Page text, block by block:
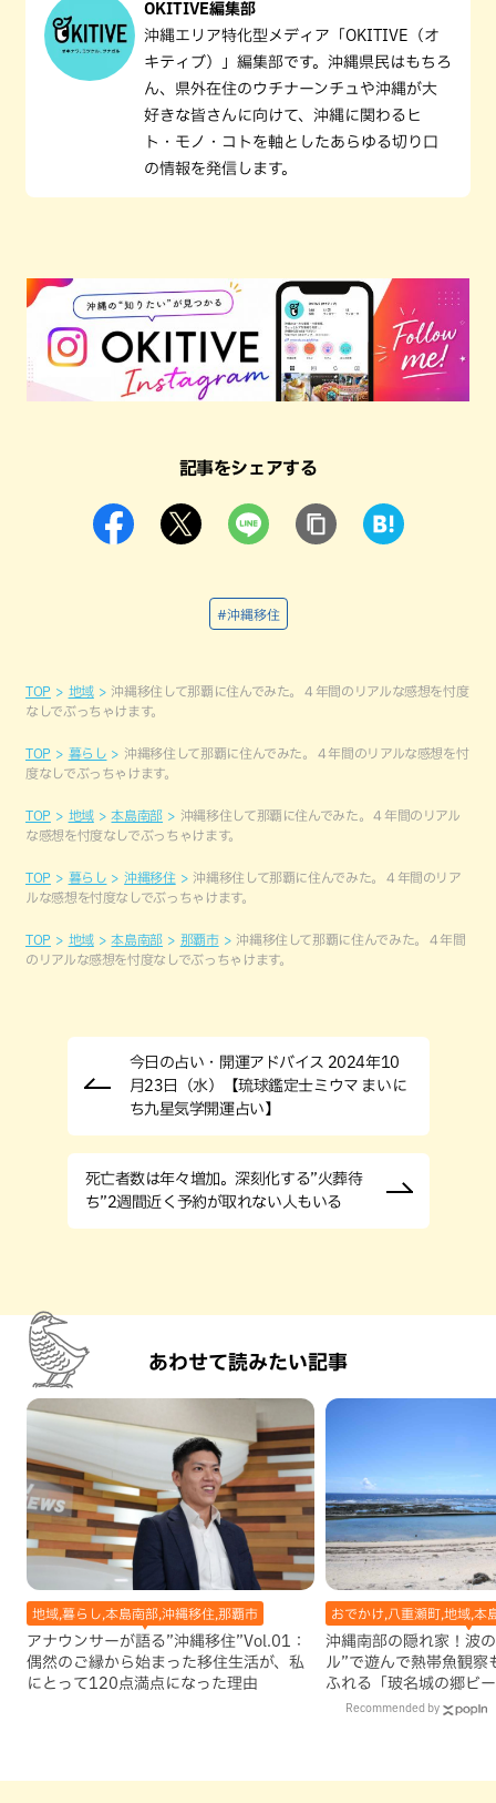
OKITIVE編集部
沖縄エリア特化型メディア「OKITIVE（オ
キティブ）」編集部です。沖縄県民はもちろ
ん、県外在住のウチナーンチュや沖縄が大
好きな皆さんに向けて、沖縄に関わるヒ
ト・モノ・コトを軸としたあらゆる切り口
の情報を発信します。
記事をシェアする
#沖縄移住
TOP 地域
沖縄移住して那覇に住んでみた。４年間のリアルな感想を忖度
なしでぶっちゃけます。
TOP 暮らし
沖縄移住して那覇に住んでみた。４年間のリアルな感想を忖
度なしでぶっちゃけます。
TOP 地域 本島南部
沖縄移住して那覇に住んでみた。４年間のリアル
な感想を忖度なしでぶっちゃけます。
TOP 暮らし 沖縄移住
沖縄移住して那覇に住んでみた。４年間のリア
ルな感想を忖度なしでぶっちゃけます。
TOP 地域 本島南部 那覇市
沖縄移住して那覇に住んでみた。４年間
のリアルな感想を忖度なしでぶっちゃけます。
今日の占い・開運アドバイス 2024年10
月23日（水）【琉球鑑定士ミウマ まいに
ち九星気学開運占い】
死亡者数は年々増加。深刻化する”火葬待
ち”2週間近く予約が取れない人もいる
あわせて読みたい記事
地域,暮らし,本島南部,沖縄移住,那覇市
アナウンサーが語る”沖縄移住”Vol.01：
偶然のご縁から始まった移住生活が、私
にとって120点満点になった理由
おでかけ,八重瀬町,地域,本
沖縄南部の隠れ家！波
ル”で遊んで熱帯魚観察
ふれる「玻名城の郷ビ
町）Recommended by